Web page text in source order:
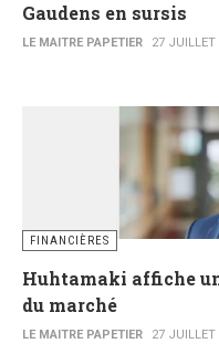
Gaudens en sursis
LE MAITRE PAPETIER 27 JUILLET
FINANCIÈRES
Huhtamaki affiche
du marché
LE MAITRE PAPETIER 27 JUILLET